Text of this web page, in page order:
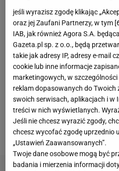
Pierwsza była taka, że
Wszołek. 27-letni
temu podpisał kontrakt z
kadrze na niedzielnymeczz
dobra wiadomość dotyczy
niedawnym meczu z
urazu kolana. Pierwsza
zerwał więzadło krzyżowe
pół roku przerwy w grze.
jeśli wyrazisz zgodę klikając
oraz jej Zaufani Partnerzy, w tym [
IAB, jak również Agora S.A.
Gazeta.pl sp. z o.o., będą
takie jak adresy IP, adresy e-mail
cookie lub inne informacje
marketingowych, w
reklam dopasowanych do Twoich
swoich serwisach, aplikacjach i w
treści w nich wyświetlanych.
Jeśli nie chcesz wyrazić zgody,
chcesz wycofać zgodę uprzednio
„Ustawień Zaawansowanych”.
Twoje dane osobowe mogą być
badania i mierzenia informacji